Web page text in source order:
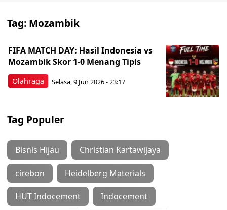
Tag: Mozambik
Olahraga
FIFA MATCH DAY: Hasil Indonesia vs
Mozambik Skor 1-0 Menang Tipis
Selasa, 9 Jun 2026 - 23:17
Tag Populer
Bisnis Hijau Christian Kartawijaya
cirebon Heidelberg Materials
HUT Indocement Indocement